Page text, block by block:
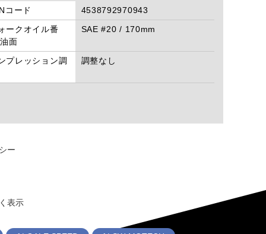
コード
4538792970943
ークオイル番
面
SAE #20 / 170mm
プレッション調 調整なし
ー
表示